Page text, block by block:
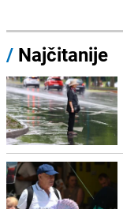
/ Najčitanije